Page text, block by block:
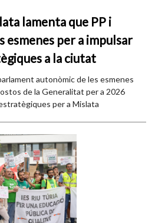
lamenta que PP i
esmenes per a impulsar
a la ciutat
autonòmic de les esmenes
de la Generalitat per a 2026
per a Mislata